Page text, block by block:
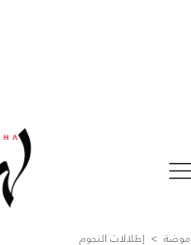
موضة > إطلالات النجوم